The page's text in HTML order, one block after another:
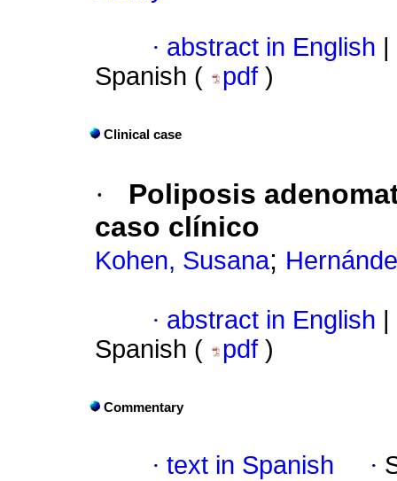
· abstract in English
Spanish (
pdf )
Clinical case
·
Poliposis
caso clínico
Kohen, Susana;
· abstract in English
Spanish (
pdf )
Commentary
· text in Spanish ·